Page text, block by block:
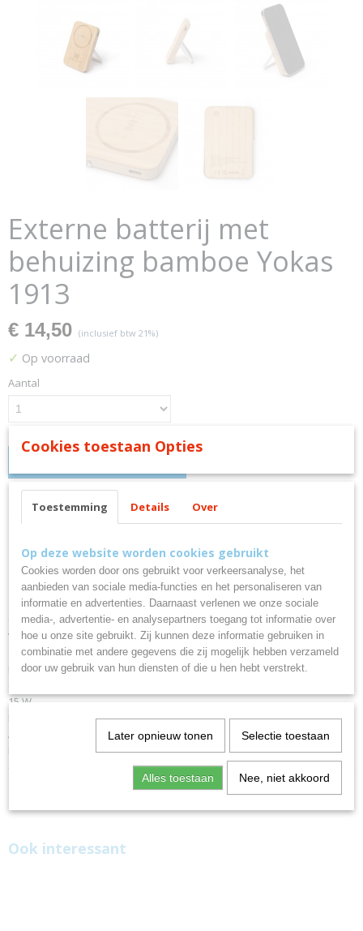
Externe batterij met
behuizing bamboe Yokas
1913
€ 14,50 (inclusief btw 21%)
✓ Op voorraad
Aantal
Omschrijving
Externe batterij met behuizing
bamboe Yokas 1913
000 mAh externe batterij met behuizing gemaakt van bamboe.
Voorzien van een opvouwbare verticale standaard van gerecycled
aluminium.
Beschikt over een magnetische draadloze oplader voor apparaten die
15 W.
Inclusief oplaadindicatielampje.
Aansluitkabel type C inbegrepen.
Presentatie in een eco-designdoos.
Ook interessant
Cookies toestaan Opties
Toestemming Details Over
Op deze website worden cookies gebruikt
Cookies worden door ons gebruikt voor verkeersanalyse, het
aanbieden van sociale media-functies en het personaliseren van
informatie en advertenties. Daarnaast verlenen we onze sociale
media-, advertentie- en analysepartners toegang tot informatie over
hoe u onze site gebruikt. Zij kunnen deze informatie gebruiken in
combinatie met andere gegevens die zij mogelijk hebben verzameld
door uw gebruik van hun diensten of die u hen hebt verstrekt.
Later opnieuw tonen Selectie toestaan
Alles toestaan Nee, niet akkoord